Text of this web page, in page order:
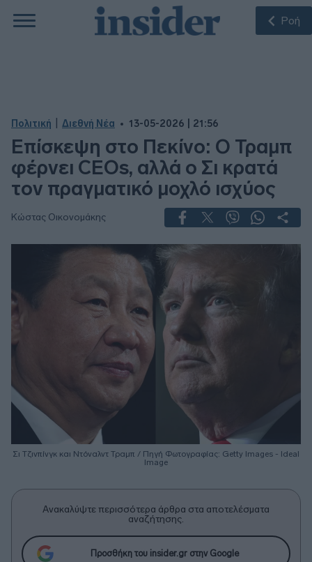
Ροή
Πολιτική Διεθνή Νέα 13-05-2026 | 21:56
Επίσκεψη στο Πεκίνο: Ο Τραμπ
φέρνει CEOs, αλλά ο Σι κρατά
τον πραγματικό μοχλό ισχύος
Κώστας Οικονομάκης
Σι Τζινπίνγκ και Ντόναλντ Τραμπ / Πηγή Φωτογραφίας: Getty Images - Ideal
Image
Ανακαλύψτε περισσότερα άρθρα στα αποτελέσματα
αναζήτησης.
Προσθήκη του insider.gr στην Google